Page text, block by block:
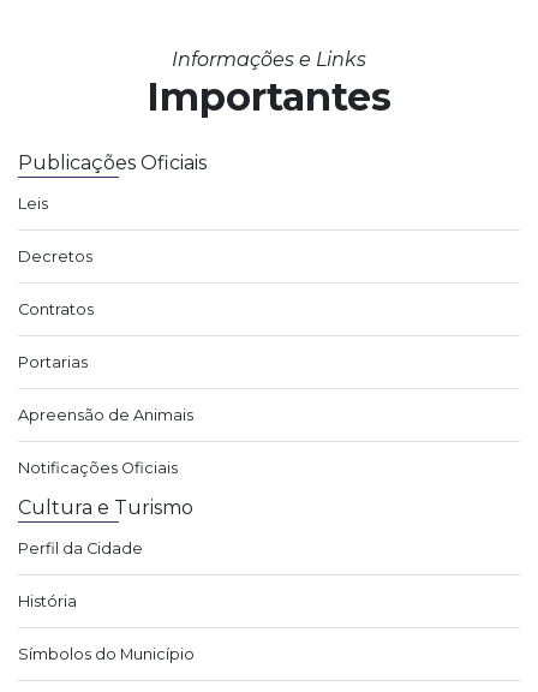
Informações e Links
Importantes
Publicações Oficiais
Leis
Decretos
Contratos
Portarias
Apreensão de Animais
Notificações Oficiais
Cultura e Turismo
Perfil da Cidade
História
Símbolos do Município